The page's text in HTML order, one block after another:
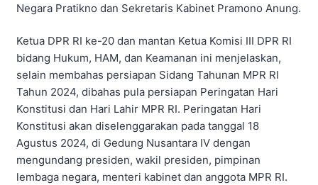
Negara Pratikno dan Sekretaris Kabinet Pramono Anung.
Ketua DPR RI ke-20 dan mantan Ketua Komisi III DPR RI
bidang Hukum, HAM, dan Keamanan ini menjelaskan,
selain membahas persiapan Sidang Tahunan MPR RI
Tahun 2024, dibahas pula persiapan Peringatan Hari
Konstitusi dan Hari Lahir MPR RI. Peringatan Hari
Konstitusi akan diselenggarakan pada tanggal 18
Agustus 2024, di Gedung Nusantara IV dengan
mengundang presiden, wakil presiden, pimpinan
lembaga negara, menteri kabinet dan anggota MPR RI.